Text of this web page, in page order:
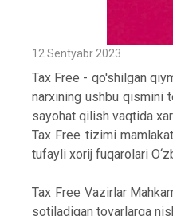
12 Sentyabr 2023
Tax Free - qo'shilgan
narxining ushbu qismini
sayohat qilish vaqtida
Tax Free tizimi
tufayli xorij fuqarolari
Tax Free Vazirlar
sotiladigan tovarlarga